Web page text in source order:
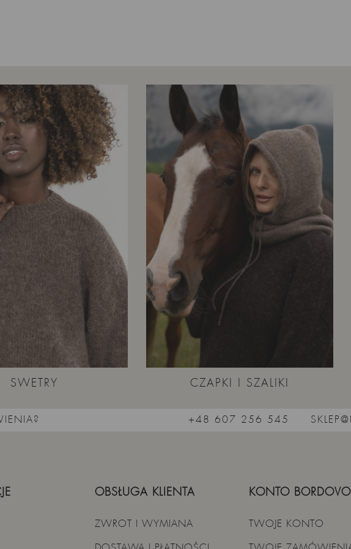
SWETRY CZAPKI I SZALIKI
+48 607 256 545
OBSŁUGA KLIENTA
ZWROT I WYMIANA
KONTO BORDOVO
TWOJE KONTO